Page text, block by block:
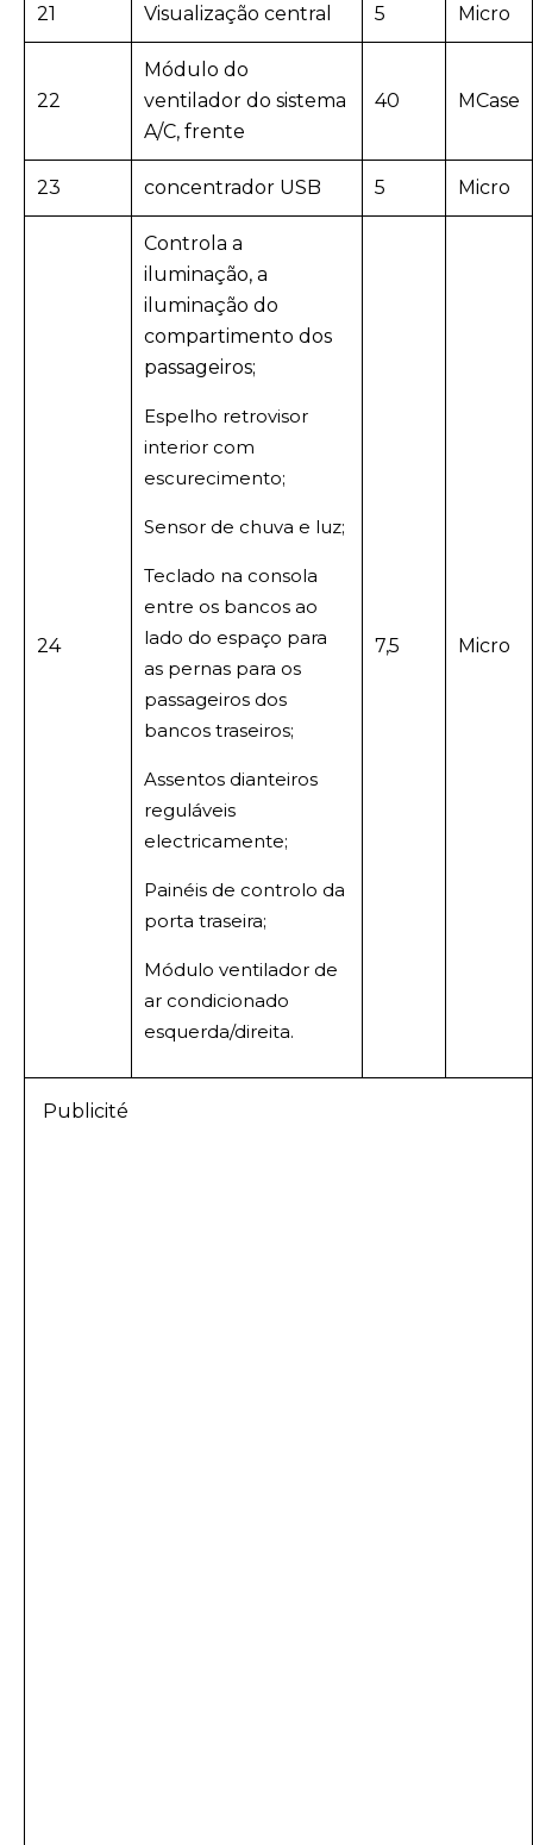
21 Visualização central 5 Micro
22
Módulo do
ventilador do sistema
A/C, frente
40 MCase
23 concentrador USB 5 Micro
24
Controla a
iluminação, a
iluminação do
compartimento dos
passageiros;
Espelho retrovisor
interior com
escurecimento;
Sensor de chuva e luz;
Teclado na consola
entre os bancos ao
lado do espaço para
as pernas para os
passageiros dos
bancos traseiros;
Assentos dianteiros
reguláveis
electricamente;
Painéis de controlo da
porta traseira;
Módulo ventilador de
ar condicionado
esquerda/direita.
7,5 Micro
Publicité